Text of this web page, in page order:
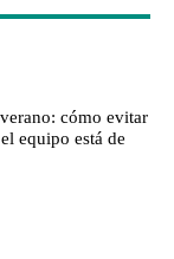
cómo evitar
equipo está de